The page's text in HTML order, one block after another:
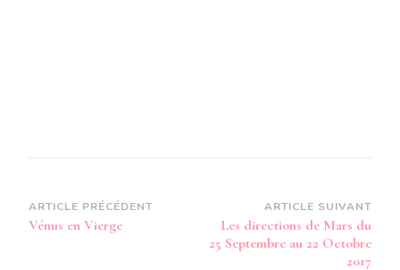
Navigation
d’article
ARTICLE PRÉCÉDENT
Vénus en Vierge
ARTICLE SUIVANT
Les directions de Mars du
25 Septembre au 22 Octobre
2017